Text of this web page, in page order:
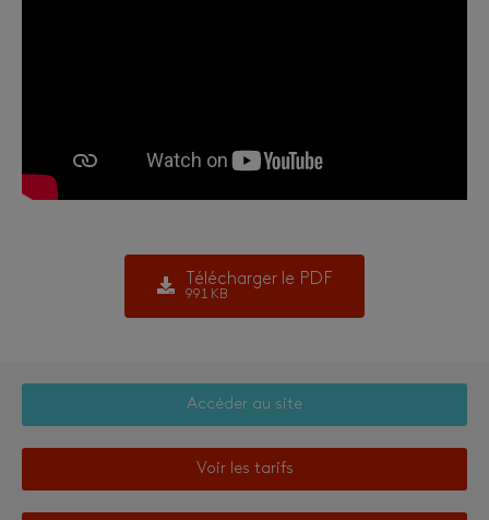
Télécharger le PDF
991 KB
Accéder au site
Voir les tarifs